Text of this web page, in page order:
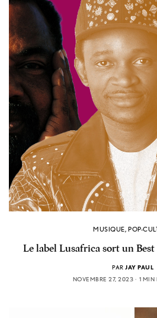
MUSIQUE, POP-
Le label Lusafrica sort un Best
PAR JAY PAUL
NOVEMBRE 27, 2023
1 MIN